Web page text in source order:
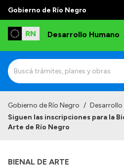
Gobierno de Río Negro
Desarrollo Humano
Institucional
Autoridades
Gobierno de Río Negro /
Siguen las inscripciones para la
Arte de Río Negro
BIENAL DE ARTE